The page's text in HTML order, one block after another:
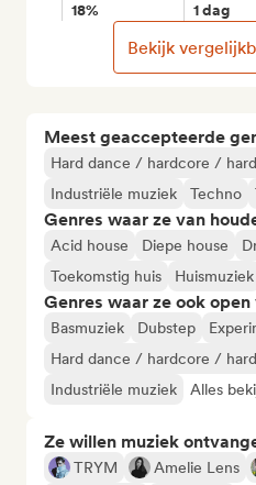
Meest geaccepteerde
Hard dance / hardcore /
Industriële muziek
Techno
Genres waar ze van
Acid house Diepe house
Toekomstig huis
Huismuziek
Genres waar ze ook
Basmuziek Dubstep
Hard dance / hardcore /
Industriële muziek
Alles
Ze willen muziek
TRYM Amelie Lens
18% 1 dag
Bekijk